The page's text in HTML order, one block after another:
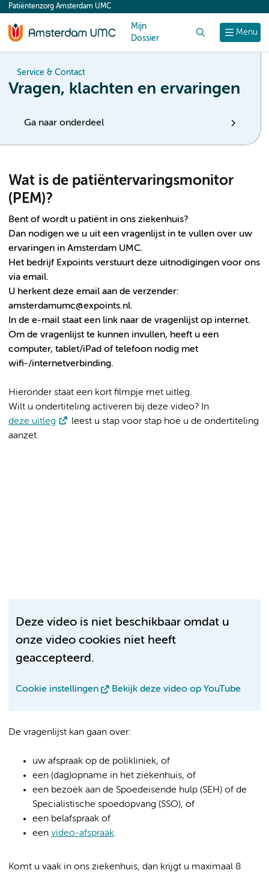
content
Menu
Patiëntenzorg Amsterdam UMC
Mijn
Dossier
Service & Contact
Vragen, klachten en ervaringen
Ga naar onderdeel
Wat is de patiëntervaringsmonitor
(PEM)?
Bent of wordt u patiënt in ons ziekenhuis?
Dan nodigen we u uit een vragenlijst in te vullen over uw
ervaringen in Amsterdam UMC.
Het bedrijf Expoints verstuurt deze uitnodigingen voor ons
via email.
U herkent deze email aan de verzender:
amsterdamumc@expoints.nl.
In de e-mail staat een link naar de vragenlijst op internet.
Om de vragenlijst te kunnen invullen, heeft u een
computer, tablet/iPad of telefoon nodig met
wifi-/internetverbinding.
Hieronder staat een kort filmpje met uitleg.
Wilt u ondertiteling activeren bij deze video? In
deze uitleg
leest u stap voor stap hoe u de ondertiteling
aanzet.
Deze video is niet beschikbaar omdat u
onze video cookies niet heeft
geaccepteerd.
Cookie instellingen Bekijk deze video op YouTube
De vragenlijst kan gaan over:
uw afspraak op de polikliniek, of
een (dag)opname in het ziekenhuis, of
een bezoek aan de Spoedeisende hulp (SEH) of de
Specialistische spoedopvang (SSO), of
een belafspraak of
een video-afspraak.
Komt u vaak in ons ziekenhuis, dan krijgt u maximaal 8